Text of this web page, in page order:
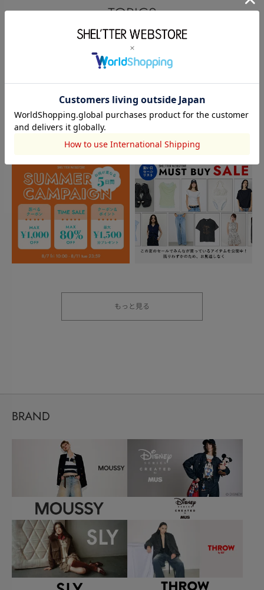
TOPICS
もっと見る
BRAND